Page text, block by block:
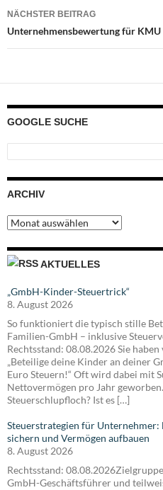
NÄCHSTER BEITRAG
Unternehmensbewertung für KMU
GOOGLE SUCHE
ARCHIV
Archiv
AKTUELLES
„GmbH-Kinder-Steuertrick“
8. August 2026
So funktioniert die typisch stille
Familien-GmbH – inklusive
Rechtsstand: 08.08.2026 Sie
„Beteilige deine Kinder an deiner
Euro Steuern!“ Oft wird dabei mit
Nettovermögen pro Jahr
Steuerschlupfloch? Ist es […]
Steuerstrategien für Unternehmer:
sichern und Vermögen aufbauen
8. August 2026
Rechtsstand:
GmbH-Geschäftsführer und